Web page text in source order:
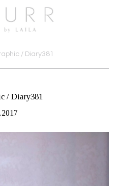
/ Diary381
/ Diary381